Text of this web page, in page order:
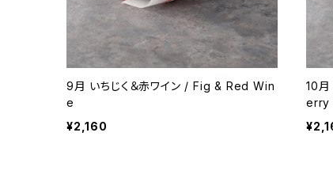
9月 いちじく＆赤ワイン / Fig & Red Win
e
¥2,160
10月
erry